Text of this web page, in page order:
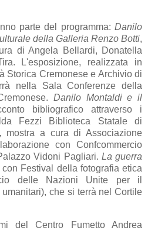
parte del programma: Danilo
della Galleria Renzo Botti,
di Angela Bellardi, Donatella
L'esposizione, realizzata in
Storica Cremonese e Archivio di
nella Sala Conferenze della
Danilo Montaldi e il
bibliografico attraverso i
Fezzi Biblioteca Statale di
mostra a cura di Associazione
con Confcommercio
Vidoni Pagliari. La guerra
Festival della fotografia etica
delle Nazioni Unite per il
che si terrà nel Cortile
del Centro Fumetto Andrea